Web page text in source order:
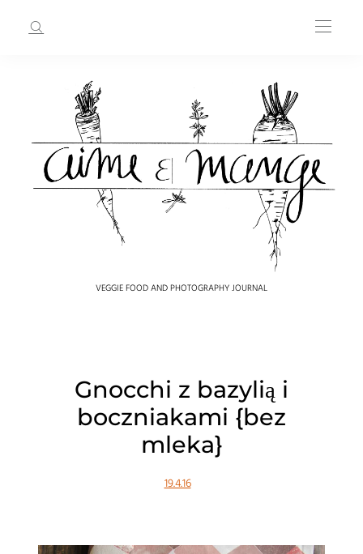
VEGGIE FOOD AND PHOTOGRAPHY JOURNAL
Gnocchi z bazylią i
boczniakami {bez
mleka}
19.4.16